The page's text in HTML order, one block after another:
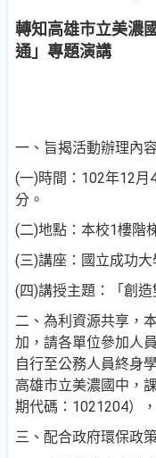
轉知高雄市立美濃
通」專題演講
一、旨揭活動辦理內
(一)時間：102年12月
分 。
(二)地點：本校1樓階
(三)講座：國立成功
(四)講授主題：「創
二、為利資源共享，
加， 請各單位參加人
自行至公務人員終身
高雄市立美濃國中，
期代碼：1021204）
三、配合政府環保政